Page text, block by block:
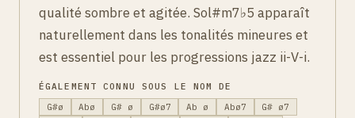
qualité sombre et agitée. Sol#m7♭5 apparaît
naturellement dans les tonalités mineures et
est essentiel pour les progressions jazz ii-V-i.
ÉGALEMENT CONNU SOUS LE NOM DE
G#ø
Abø G# ø G#ø7 Ab ø Abø7
G# ø7